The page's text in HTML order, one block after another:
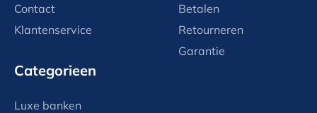
Contact
Klantenservice
Betalen
Retourneren
Garantie
Categorieen
Luxe banken